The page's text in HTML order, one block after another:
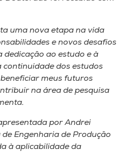
uma nova etapa na vida
e novos desafios
dedicação ao estudo e à
continuidade dos estudos
meus futuros
na área de pesquisa
por Andrei
Engenharia de Produção
à aplicabilidade da